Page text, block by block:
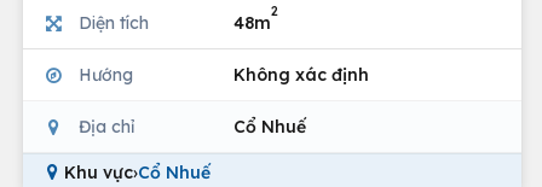
Diện tích 48m
2
Hướng Không xác định
Địa chỉ Cổ Nhuế
Khu vực›Cổ Nhuế